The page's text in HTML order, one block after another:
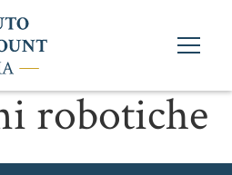
Apri
menu
robotiche